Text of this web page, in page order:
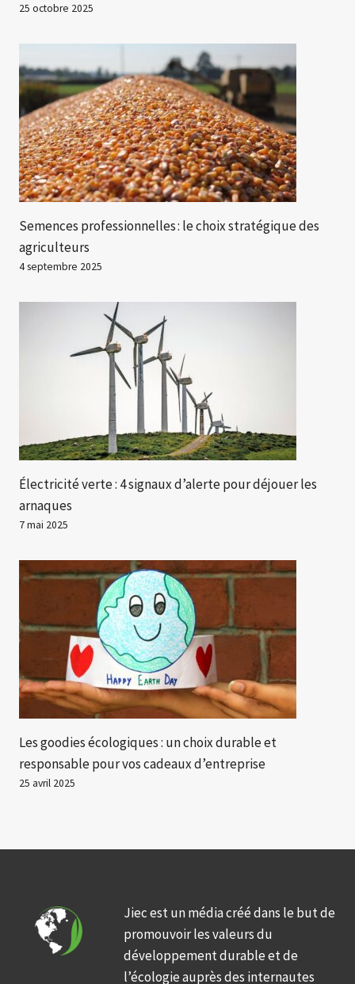
25 octobre 2025
Semences professionnelles : le choix stratégique des
agriculteurs
4 septembre 2025
Électricité verte : 4 signaux d’alerte pour déjouer les
arnaques
7 mai 2025
Les goodies écologiques : un choix durable et
responsable pour vos cadeaux d’entreprise
25 avril 2025
Jiec est un média créé dans le but de
promouvoir les valeurs du
développement durable et de
l’écologie auprès des internautes